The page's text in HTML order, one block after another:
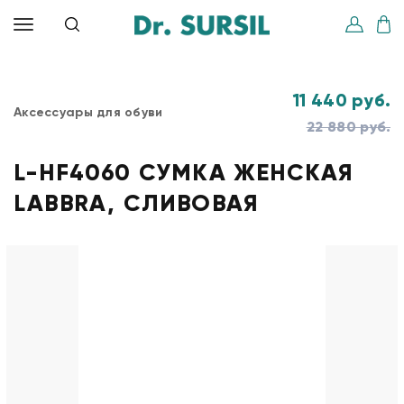
Аксессуары для обуви
11 440 руб.
22 880 руб.
L-HF4060 СУМКА ЖЕНСКАЯ
LABBRA, СЛИВОВАЯ